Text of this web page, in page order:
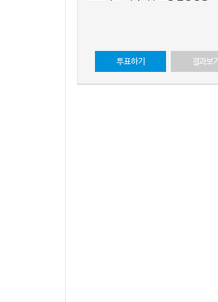
투표하기 결과보기